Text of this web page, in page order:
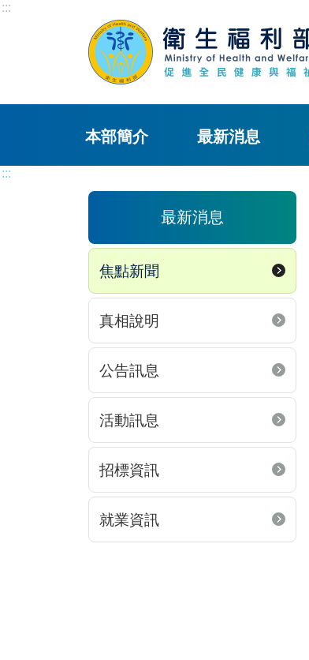
:::
本部簡介 最新消息
:::
最新消息
焦點新聞
真相說明
公告訊息
活動訊息
招標資訊
就業資訊
第一頁上一頁